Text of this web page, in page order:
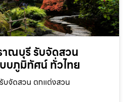
ณบุรี รับจัดสวน
บภูมิทัศน์ ทั่วไทย
จัดสวน ตกแต่งสวน